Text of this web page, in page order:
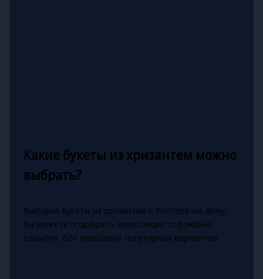
Какие букеты из хризантем можно
выбрать?
Выбирая букеты из хризантем в Ростове-на-Дону,
вы можете подобрать композиции под любые
события. Вот несколько популярных вариантов: